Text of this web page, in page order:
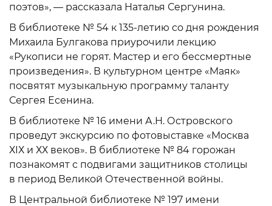
поэтов», — рассказала Наталья Сергунина.
В библиотеке № 54 к 135-летию со дня рождения
Михаила Булгакова приурочили лекцию
«Рукописи не горят. Мастер и его бессмертные
произведения». В культурном центре «Маяк»
посвятят музыкальную программу таланту
Сергея Есенина.
В библиотеке № 16 имени А.Н. Островского
проведут экскурсию по фотовыставке «Москва
ХIХ и ХХ веков». В библиотеке № 84 горожан
познакомят с подвигами защитников столицы
в период Великой Отечественной войны.
В Центральной библиотеке № 197 имени